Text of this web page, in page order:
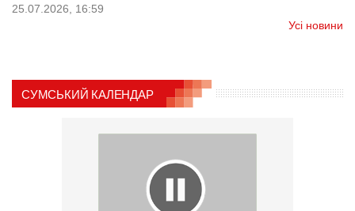
25.07.2026, 16:59
Усі новини
СУМСЬКИЙ КАЛЕНДАР